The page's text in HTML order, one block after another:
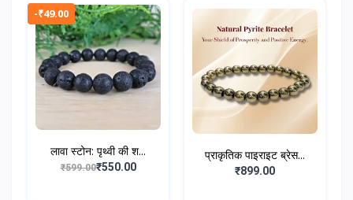
-₹49.00
लावा स्टोन: पृथ्वी की श...
₹599.00₹550.00
प्राकृतिक पाइराइट ब्रेस...
₹899.00